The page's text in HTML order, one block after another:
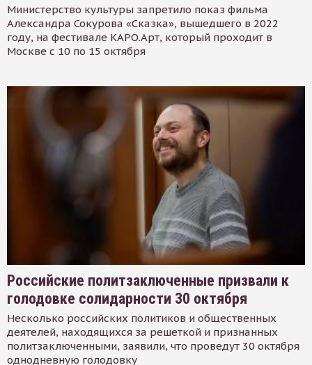
Министерство культуры запретило показ фильма
Александра Сокурова «Сказка», вышедшего в 2022
году, на фестивале КАРО.Арт, который проходит в
Москве с 10 по 15 октября
Российские политзаключенные призвали к
голодовке солидарности 30 октября
Несколько российских политиков и общественных
деятелей, находящихся за решеткой и признанных
политзаключенными, заявили, что проведут 30 октября
однодневную голодовку